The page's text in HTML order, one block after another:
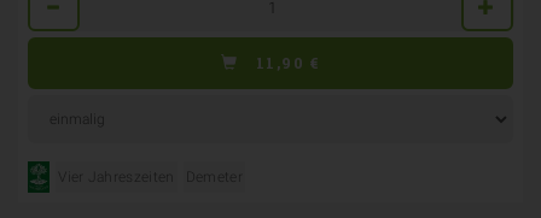
11,90€
Vier Jahreszeiten Demeter